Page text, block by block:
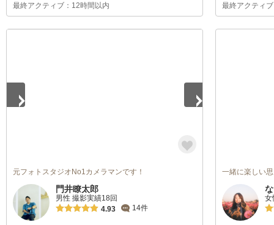
最終アクティブ：12時間以内 最終アクティ
元フォトスタジオNo1カメラマンです！
門井瞭太郎
男性 撮影実績18回
4.93
14件
一緒に楽しい
女